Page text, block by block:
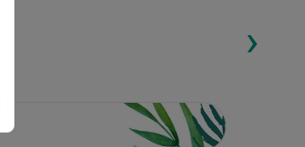
Loading...
›